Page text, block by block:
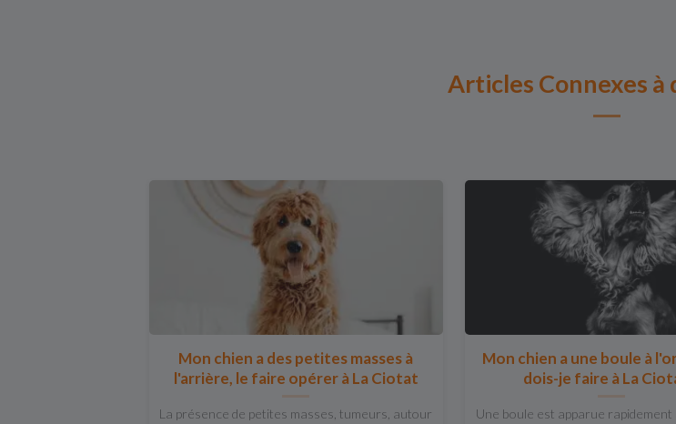
Articles Connexes à
Mon chien a des petites masses à
l'arrière, le faire opérer à La Ciotat
La présence de petites masses, tumeurs, autour
Mon chien a une boule à
dois-je faire à La
Une boule est apparue rapidement